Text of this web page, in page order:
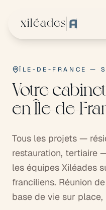
xiléades
ÎLE-DE-FRANCE —
Votre cabinet
en Île-de-
Tous les projets —
restauration, tertiaire
les équipes Xiléades
franciliens. Réunion
base de vie sur